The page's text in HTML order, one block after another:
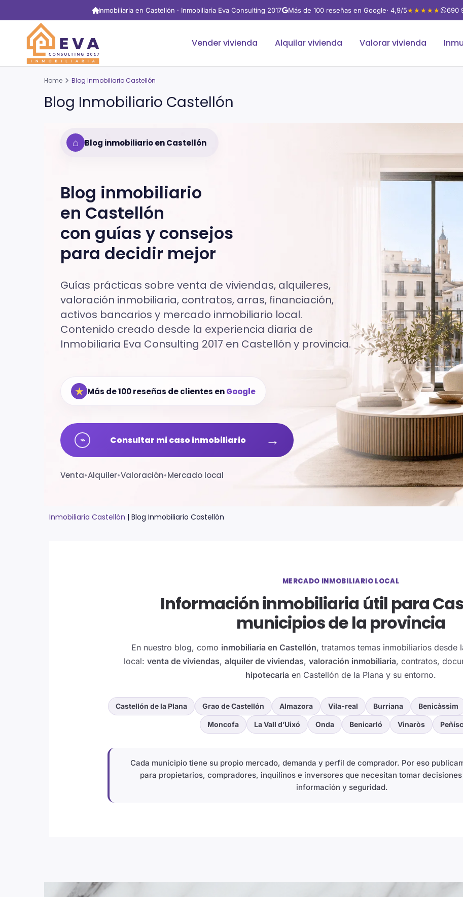
Inmobiliaria en Castellón · Inmobiliaria Eva Consulting 2017 Más de 100 reseñas en Google· 4,9/5★★★★★ 690
Vender vivienda Alquilar vivienda Valorar vivienda
Home Blog Inmobiliario Castellón
Blog Inmobiliario Castellón
⌂ Blog inmobiliario en Castellón
Blog inmobiliario
en Castellón
con guías y consejos
para decidir mejor
Guías prácticas sobre venta de viviendas, alquileres,
valoración inmobiliaria, contratos, arras, financiación,
activos bancarios y mercado inmobiliario local.
Contenido creado desde la experiencia diaria de
Inmobiliaria Eva Consulting 2017 en Castellón y provincia.
★ Más de 100 reseñas de clientes enGoogle
⌁ Consultar mi caso inmobiliario →
Venta•Alquiler•Valoración•Mercado local
Inmobiliaria Castellón | Blog Inmobiliario Castellón
MERCADO INMOBILIARIO LOCAL
Información inmobiliaria útil para
municipios de la provincia
En nuestro blog, como inmobiliaria en Castellón, tratamos temas inmobiliarios desde
local: venta de viviendas, alquiler de viviendas, valoración inmobiliaria, contratos,
hipotecaria en Castellón de la Plana y su entorno.
Castellón de la Plana Grao de Castellón Almazora Vila-real Burriana Benicàssim
Moncofa La Vall d’Uixó Onda Benicarló Vinaròs
Cada municipio tiene su propio mercado, demanda y perfil de comprador. Por eso
para propietarios, compradores, inquilinos e inversores que necesitan tomar
información y seguridad.